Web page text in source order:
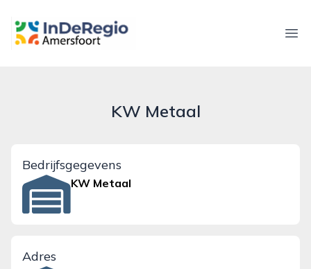
inderegioamersfoort.nl
KW Metaal
Bedrijfsgegevens
KW Metaal
Adres